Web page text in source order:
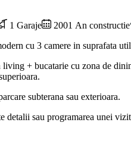
1 Garaje 2001 An constructie
cu 3 camere in suprafata
+ bucatarie cu zona de
subterana sau exterioara.
detalii sau programarea unei